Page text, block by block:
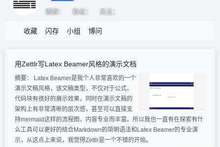
收藏 闪存 小组 博问
园龄： 粉丝： 关注：
用Zettlr写Latex Beamer风格的演示文档
摘要： Latex Beamer是我个人非常喜欢的一个
演示文稿风格，该文稿类型，不仅对于公式、
代码块有很好的展示效果，同时在演示文稿的
架构上有非常清晰的层次感，甚至可以直接支
持mermaid这样的流程图，内容专业而丰富。所以我也一直有在探索有什
么工具可以更好的结合Markdown的简明语法和Latex Beamer的专业演
示，从这点上来说，我觉得Zettlr是一个不错的开始。